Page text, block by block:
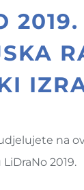
2019.
na
2019.